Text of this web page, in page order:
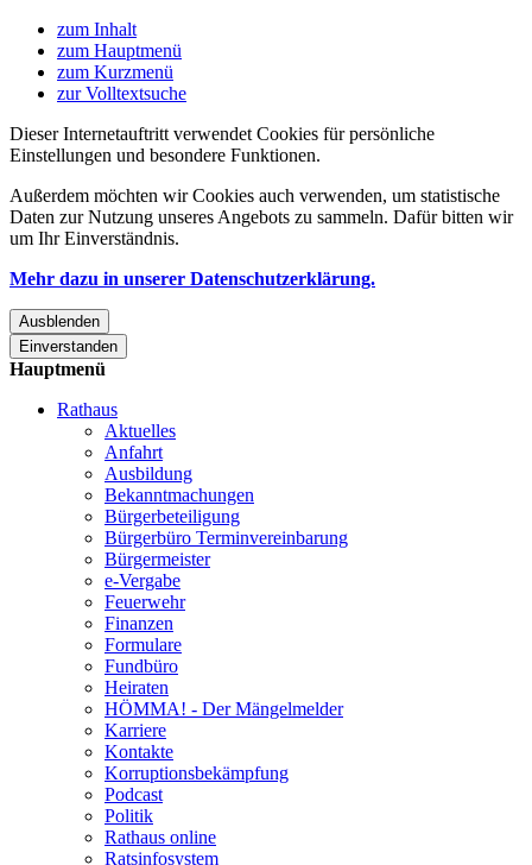
zum Inhalt
zum Hauptmenü
zum Kurzmenü
zur Volltextsuche
Dieser Internetauftritt verwendet Cookies für persönliche
Einstellungen und besondere Funktionen.
Außerdem möchten wir Cookies auch verwenden, um statistische
Daten zur Nutzung unseres Angebots zu sammeln. Dafür bitten wir
um Ihr Einverständnis.
Mehr dazu in unserer Datenschutzerklärung.
Ausblenden
Einverstanden
Hauptmenü
Rathaus
Aktuelles
Anfahrt
Ausbildung
Bekanntmachungen
Bürgerbeteiligung
Bürgerbüro Terminvereinbarung
Bürgermeister
e-Vergabe
Feuerwehr
Finanzen
Formulare
Fundbüro
Heiraten
HÖMMA! - Der Mängelmelder
Karriere
Kontakte
Korruptionsbekämpfung
Podcast
Politik
Rathaus online
Ratsinfosystem